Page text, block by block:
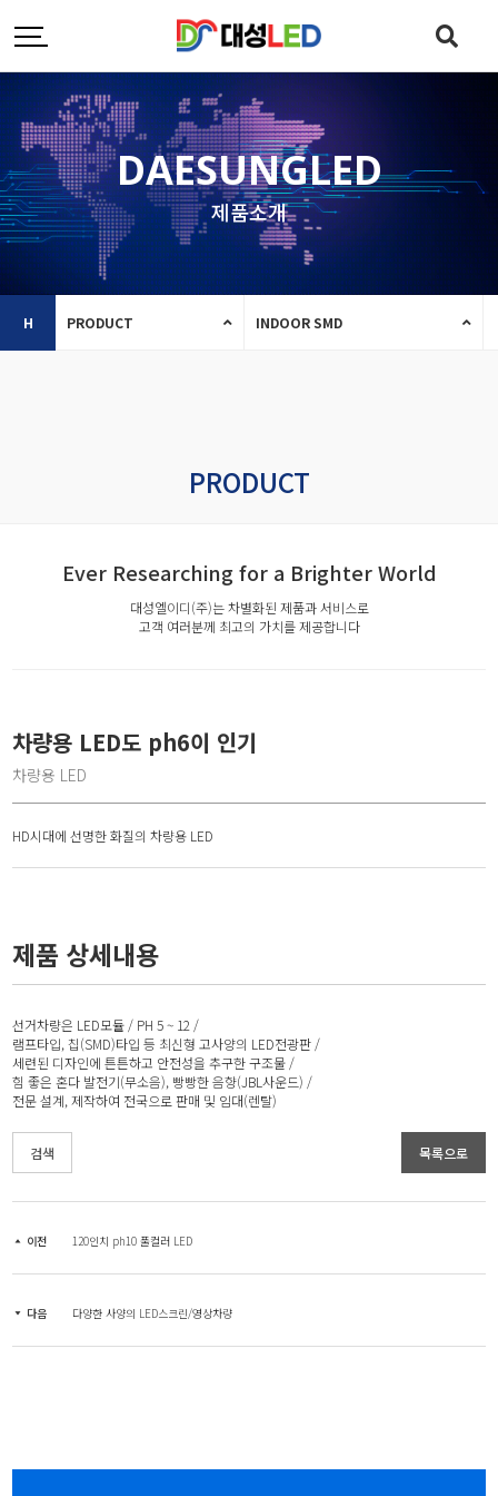
DAESUNGLED
제품소개
H PRODUCT INDOOR SMD
PRODUCT
Ever Researching for a Brighter World
대성엘이디(주)는 차별화된 제품과 서비스로
고객 여러분께 최고의 가치를 제공합니다
차량용 LED도 ph6이 인기
차량용 LED
HD시대에 선명한 화질의 차량용 LED
제품 상세내용
선거차량은 LED모듈 / PH 5 ~ 12 /
램프타입, 칩(SMD)타입 등 최신형 고사양의 LED전광판 /
세련된 디자인에 튼튼하고 안전성을 추구한 구조물 /
힘 좋은 혼다 발전기(무소음), 빵빵한 음향(JBL사운드) /
전문 설계, 제작하여 전국으로 판매 및 임대(렌탈)
검색 목록으로
이전 120인치 ph10 풀컬러 LED
다음 다양한 사양의 LED스크린/영상차량